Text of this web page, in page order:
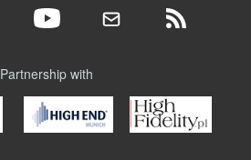
Partnership with